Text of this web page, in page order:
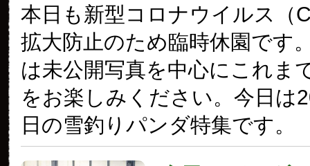
本日も新型コロナウイルス（
拡大防止のため臨時休園です
は未公開写真を中心にこれま
をお楽しみください。今日は
日の雪釣りパンダ特集です。